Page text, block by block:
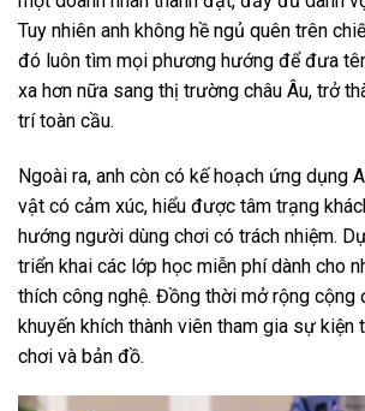
Tuy nhiên anh không hề ngủ quên trên
đó luôn tìm mọi phương hướng để đưa
xa hơn nữa sang thị trường châu Âu, trở
trí toàn cầu.
Ngoài ra, anh còn có kế hoạch ứng dụng
vật có cảm xúc, hiểu được tâm trạng
hướng người dùng chơi có trách nhiệm.
triển khai các lớp học miễn phí dành cho
thích công nghệ. Đồng thời mở rộng cộng
khuyến khích thành viên tham gia sự kiện
chơi và bản đồ.